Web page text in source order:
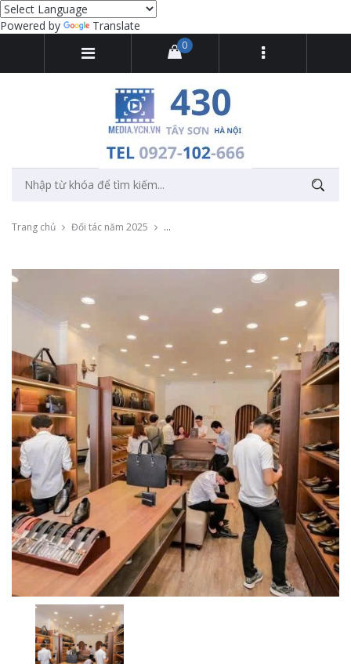
Powered by Translate
0
Trang chủ Đối tác năm 2025 Thu âm quảng cáo chương trình Tết của